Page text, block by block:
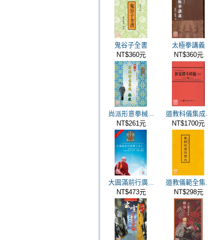
鬼谷子全書
NT$360元
太極拳講義
NT$360元
尚派形意拳械...
NT$261元
道教科儀集成
NT$1700元
大圓滿前行廣...
NT$473元
道教儀範全集
NT$298元